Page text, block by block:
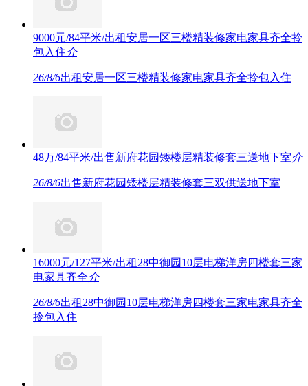
9000元/84平米/出租安居一区三楼精装修家电家具齐全拎
包入住介
26/8/6出租安居一区三楼精装修家电家具齐全拎包入住
48万/84平米/出售新府花园矮楼层精装修套三送地下室介
26/8/6出售新府花园矮楼层精装修套三双供送地下室
16000元/127平米/出租28中御园10层电梯洋房四楼套三家
电家具齐全介
26/8/6出租28中御园10层电梯洋房四楼套三家电家具齐全
拎包入住